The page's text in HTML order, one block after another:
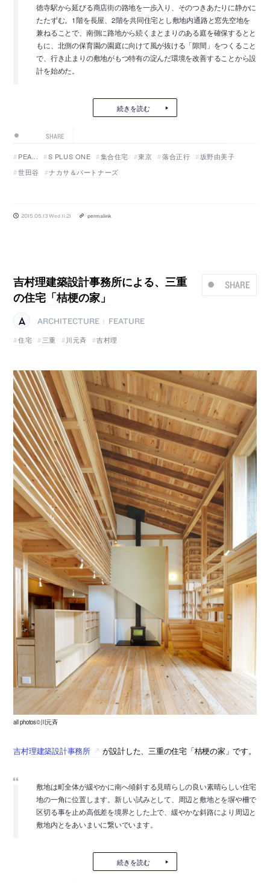
徳寺駅から延びる商店街の路地を一歩入り、そのつきあたりに静かに
たたずむ。1階を長屋、2階を共同住宅とし敷地内通路と窓先空地を
兼ねることで、南側に路地から続くまとまりのある庭を確保するとと
もに、北側の保育園の園庭に向けて風が抜ける「隙間」をつくること
で、行き止まりの敷地がもつ特有の淀んだ環境を改善することから設
計を始めた。
続きを読む
SHARE
PEA... S PLUS ONE 集合住宅 東京 落合正行
坂野由美子
世田谷
ナカサ＆パートナーズ
2015.05.13 Wed 11:21 permalink
SHARE
吉村理建築設計事務所による、三重
の住宅「桔梗の家」
ARCHITECTURE
FEATURE
住宅
三重 川元斉 吉村理
all photos©川元斉
吉村理建築設計事務所 が設計した、三重の住宅「桔梗の家」です。
敷地は町全体が緩やかに南へ傾斜する見晴らしの良い素晴らしい住宅
地の一角に位置します。新しい試みとして、周辺と敷地とを塀や柵で
区切る事を止め高低差を境界とした上で、緩やかな斜路により周辺と
敷地内とをあいまいに繋いでいます。
続きを読む